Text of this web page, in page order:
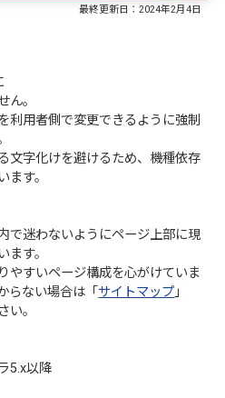
最終更新日：2024年2月4日
ん。
利用者側で変更できるように強制
文字化けを避けるため、機種依存
ます。
で迷わないようにページ上部に現
ます。
やすいページ構成を心がけていま
らない場合は「 サイトマップ 」
い。
5.x以降